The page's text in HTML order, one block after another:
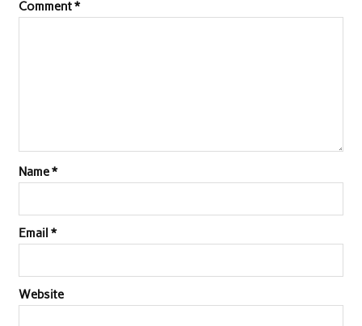
Comment*
Name*
Email *
Website